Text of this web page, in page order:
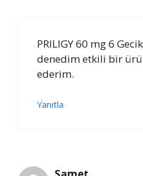
PRILIGY 60 mg 6
denedim etkili bir
ederim.
Yanıtla